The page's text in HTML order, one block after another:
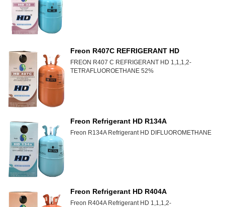
Freon R407C REFRIGERANT HD
FREON R407 C REFRIGERANT HD 1,1,1,2-
TETRAFLUOROETHANE 52%
Freon Refrigerant HD R134A
Freon R134A Refrigerant HD DIFLUOROMETHANE
Freon Refrigerant HD R404A
Freon R404A Refrigerant HD 1,1,1,2-